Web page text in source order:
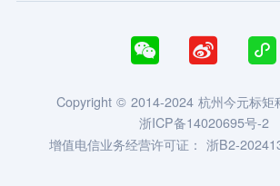
  
Copyright © 2014-2024 杭州今元标矩
浙ICP备14020695号-2
增值电信业务经营许可证： 浙B2-